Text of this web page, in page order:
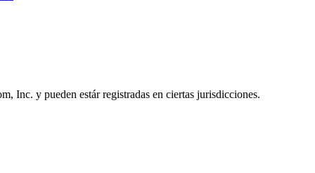
Inc. y pueden estár registradas en ciertas jurisdicciones.